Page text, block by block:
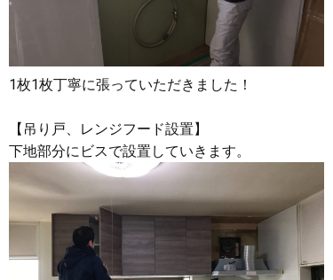
1枚1枚丁寧に張っていただきました！
【吊り戸、レンジフード設置】
下地部分にビスで設置していきます。